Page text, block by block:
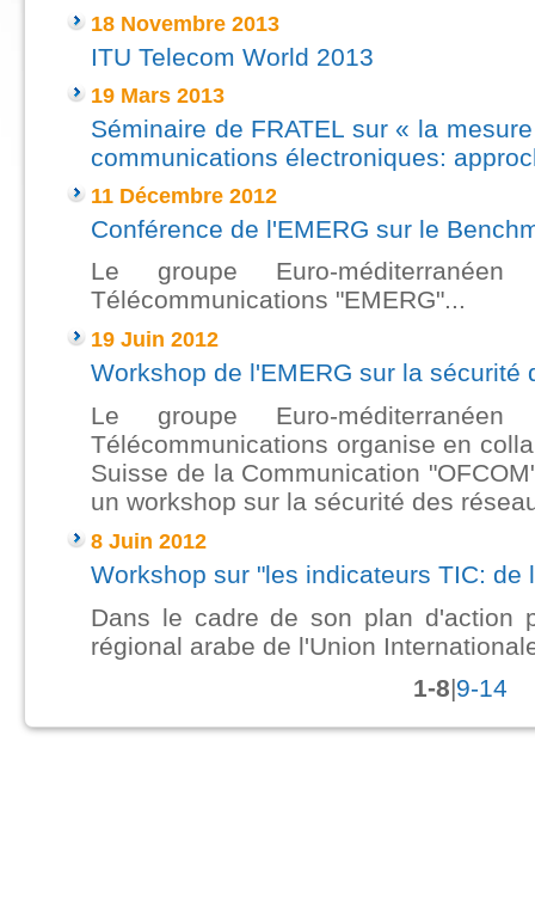
18 Novembre 2013
ITU Telecom World 2013
19 Mars 2013
Séminaire de FRATEL sur « la
communications électroniques:
11 Décembre 2012
Conférence de l'EMERG sur le
Le groupe Euro-
Télécommunications "EMERG"...
19 Juin 2012
Workshop de l'EMERG sur la sécurité
Le groupe Euro-
Télécommunications organise en
Suisse de la Communication
un workshop sur la sécurité des
8 Juin 2012
Workshop sur "les indicateurs TIC: de
Dans le cadre de son plan d'action
régional arabe de l'Union
1-8|9-14